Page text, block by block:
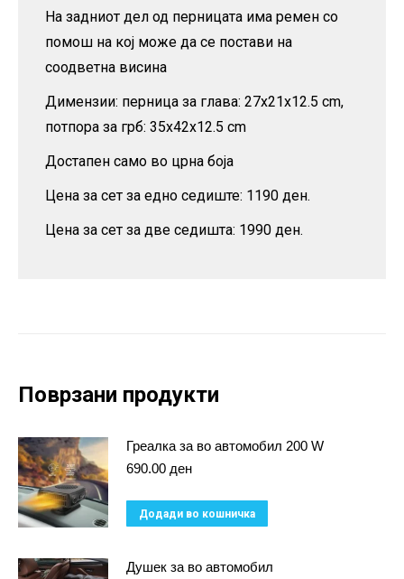
На задниот дел од перницата има ремен со
помош на кој може да се постави на
соодветна висина
Димензии: перница за глава: 27x21x12.5 cm,
потпора за грб: 35x42x12.5 cm
Достапен само во црна боја
Цена за сет за едно седиште: 1190 ден.
Цена за сет за две седишта: 1990 ден.
Поврзани продукти
Греалка за во автомобил 200 W
690.00 ден
Додади во кошничка
Душек за во автомобил